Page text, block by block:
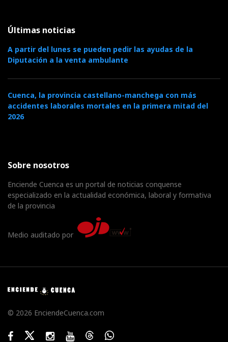
Últimas noticias
A partir del lunes se pueden pedir las ayudas de la
Diputación a la venta ambulante
Cuenca, la provincia castellano-manchega con más
accidentes laborales mortales en la primera mitad del
2026
Sobre nosotros
Enciende Cuenca es un portal de noticias conquense
especializado en la actualidad económica, laboral y formativa
de la provincia
Medio auditado por
© 2026 EnciendeCuenca.com